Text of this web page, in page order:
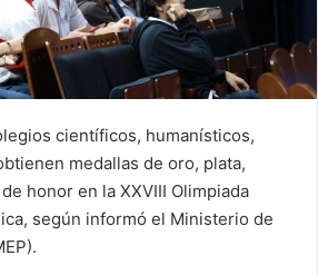
científicos, humanísticos,
medallas de oro, plata,
honor en la XXVIII Olimpiada
según informó el Ministerio de